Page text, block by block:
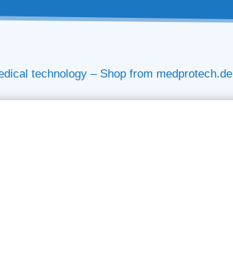
technology – Shop from medprotech.de